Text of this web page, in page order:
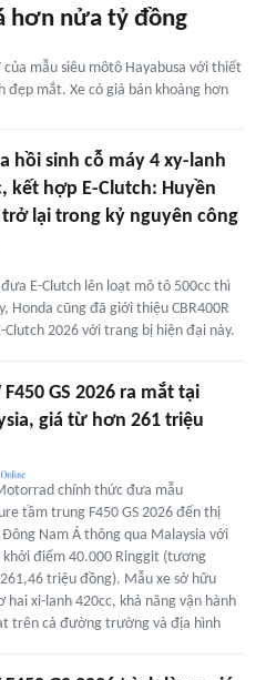
hơn nửa tỷ đồng
mẫu siêu môtô Hayabusa với thiết
đẹp mắt. Xe có giá bán khoảng hơn
hồi sinh cỗ máy 4 xy-lanh
kết hợp E-Clutch: Huyền
lại trong kỷ nguyên công
đưa E-Clutch lên loạt mô tô 500cc thì
Honda cũng đã giới thiệu CBR400R
Clutch 2026 với trang bị hiện đại này.
F450 GS 2026 ra mắt tại
giá từ hơn 261 triệu
chính thức đưa mẫu
tầm trung F450 GS 2026 đến thị
Nam Á thông qua Malaysia với
khởi điểm 40.000 Ringgit (tương
triệu đồng). Mẫu xe sở hữu
hai xi-lanh 420cc, khả năng vận hành
trên cả đường trường và địa hình